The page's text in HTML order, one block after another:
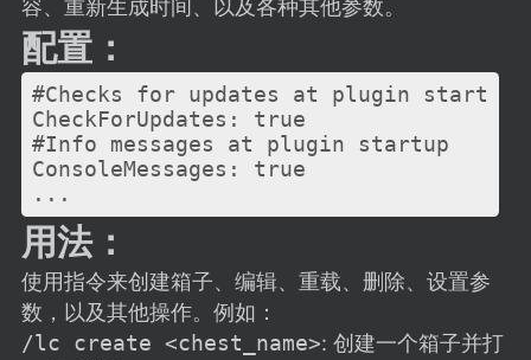
11-27 02:06
议贴】SodaMC 的改进与建议 🧃
社区的建议&反馈板块，欢迎每
在这里畅所欲言，提出你对 社区功能、
、管理方式等方面 的任何想法！...
11 5.9k
容、重新生成时间、以及各种其他参数。
配置：
#Checks for updates at plugin start
CheckForUpdates: true
#Info messages at plugin startup
ConsoleMessages: true
用法：
使用指令来创建箱子、编辑、重载、删除、设置参
数，以及其他操作。例如：
/lc create <chest_name>: 创建一个箱子并打